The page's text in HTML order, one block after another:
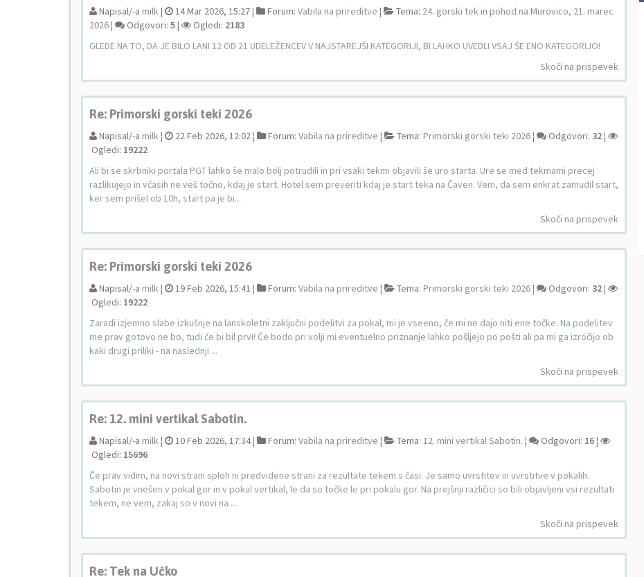
Napisal/-a milk¦ 14 Mar 2026, 15:27 ¦ Forum: Vabila na prireditve ¦ Tema: 24. gorski tek in pohod na Murovico, 21. marec
2026¦ Odgovori: 5¦ Ogledi: 2183
GLEDE NA TO, DA JE BILO LANI 12 OD 21 UDELEŽENCEV V NAJSTAREJŠI KATEGORIJI, BI LAHKO UVEDLI VSAJ ŠE ENO KATEGORIJO!
Skoči na prispevek
Re: Primorski gorski teki 2026
Napisal/-a milk¦ 22 Feb 2026, 12:02 ¦ Forum: Vabila na prireditve ¦ Tema: Primorski gorski teki 2026¦ Odgovori: 32¦
Ogledi: 19222
Ali bi se skrbniki portala PGT lahko še malo bolj potrudili in pri vsaki tekmi objavili še uro starta. Ure se med tekmami precej
razlikujejo in včasih ne veš točno, kdaj je start. Hotel sem preveriti kdaj je start teka na Čaven. Vem, da sem enkrat zamudil start,
ker sem prišel ob 10h, start pa je bi...
Skoči na prispevek
Re: Primorski gorski teki 2026
Napisal/-a milk¦ 19 Feb 2026, 15:41 ¦ Forum: Vabila na prireditve ¦ Tema: Primorski gorski teki 2026¦ Odgovori: 32¦
Ogledi: 19222
Zaradi izjemno slabe izkušnje na lanskoletni zaključni podelitvi za pokal, mi je vseeno, če mi ne dajo niti ene točke. Na podelitev
me prav gotovo ne bo, tudi če bi bil prvi! Če bodo pri volji mi eventuelno priznanje lahko pošljejo po pošti ali pa mi ga izročijo ob
kaki drugi priliki - na naslednji ...
Skoči na prispevek
Re: 12. mini vertikal Sabotin.
Napisal/-a milk¦ 10 Feb 2026, 17:34 ¦ Forum: Vabila na prireditve ¦ Tema: 12. mini vertikal Sabotin. ¦ Odgovori: 16¦
Ogledi: 15696
Če prav vidim, na novi strani sploh ni predvidene strani za rezultate tekem s časi. Je samo uvrstitev in uvrstitve v pokalih.
Sabotin je vnešen v pokal gor in v pokal vertikal, le da so točke le pri pokalu gor. Na prejšnji različici so bili objavljeni vsi rezultati
tekem, ne vem, zakaj so v novi na ...
Skoči na prispevek
Re: Tek na Učko